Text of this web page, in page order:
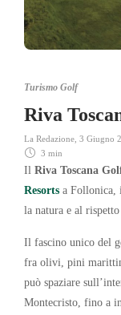
Turismo Golf
Riva
La Redazione 3 Giugno
3 min
Il Riva Toscana
Resorts a Follonica,
la natura e al
Il fascino unico del
fra olivi, pini
può spaziare
Montecristo, fino a